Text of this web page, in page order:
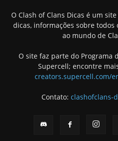
O Clash of Clans Dicas é um
dicas, informações sobre
ao mundo de
O site faz parte do Programa
Supercell; encontre
creators.supercell.com/
Contato: clashofclans-